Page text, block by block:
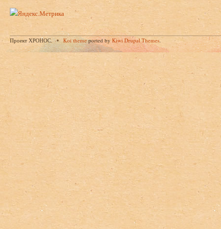
Проект ХРОНОС. Koi themeported byKiwi Drupal Themes.